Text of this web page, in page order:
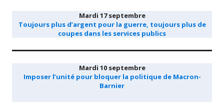
Mardi 17 septembre
Toujours plus d’argent pour la guerre, toujours plus de
coupes dans les services publics
Mardi 10 septembre
Imposer l’unité pour bloquer la politique de Macron-
Barnier